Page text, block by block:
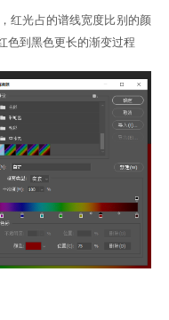
红光占的谱线宽度比别的颜
色到黑色更长的渐变过程